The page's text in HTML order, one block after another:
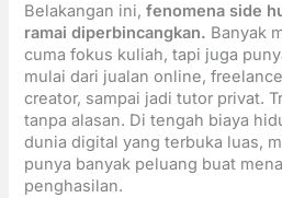
Belakangan ini,fenomena side
ramai diperbincangkan. Banyak
cuma fokus kuliah, tapi juga
mulai dari jualan online,
creator, sampai jadi tutor privat.
tanpa alasan. Di tengah biaya
dunia digital yang terbuka luas,
punya banyak peluang buat
penghasilan.